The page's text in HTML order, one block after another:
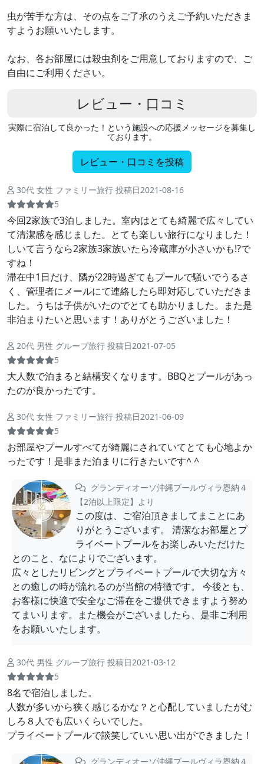
虫が苦手な方は、その点をご了承のうえご予約いただきま
すようお願いいたします。
なお、各お部屋には殺虫剤をご用意しておりますので、ご
自由にご利用ください。
レビュー・口コミ
実際に宿泊して良かった！という施設への応援メッセージを募集し
ております。
レビュー・口コミを投稿
30代 女性 ファミリー旅行 投稿日2021-08-16
5
今回2家族で3泊しました。室内はとても綺麗で広々してい
て清潔感を感じました。とても楽しい旅行になりました！
しいて言うなら2家族3家族いたら冷蔵庫が小さいかも⁉︎で
すね！
滞在中1日だけ、隣が22時過ぎてもプールで騒いでうるさ
く、管理者にメールにて連絡したら即対応していただきま
した。うちは子供がいたのでとても助かりました。また是
非泊まりたいと思います！ありがとうございました！
20代 男性 グループ旅行 投稿日2021-07-05
5
大人数で泊まると結構安くなります。BBQとプールがあっ
たのが良かったです。
30代 女性 ファミリー旅行 投稿日2021-06-09
5
お部屋やプールすべてが綺麗にされていてとても心地よか
ったです！是非また泊まりに行きたいです^ ^
グランディオーソ沖縄プールヴィラ恩納４
【2泊以上限定】より
この度は、ご宿泊頂きましてまことにあ
りがとうございます。 清潔なお部屋とプ
ライベートプールをお楽しみいただけた
とのこと、なによりでございます。
広々としたリビングとプライベートプールで大切な方々
との癒しの時が流れるのが当館の特徴です。 今後とも、
お客様に快適で安全なご滞在をご提供できますよう努め
てまいります。また機会がございましたら、是非ご利用
をお願いいたします。
30代 男性 グループ旅行 投稿日2021-03-12
5
8名で宿泊しました。
人数が多いから狭く感じるかな？と心配していましたがむ
しろ８人でも広いくらいでした。
プライベートプールで談笑していい思い出ができました！
グランディオーソ沖縄プールヴィラ恩納４